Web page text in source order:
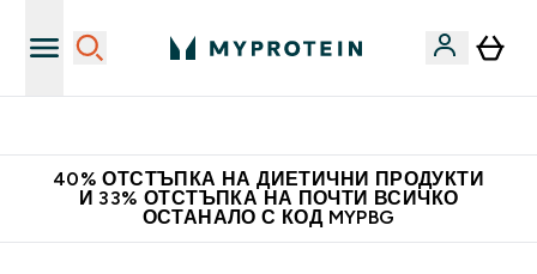
40% ОТСТЪПКА НА ДИЕТИЧНИ ПРОДУКТИ
И 33% ОТСТЪПКА НА ПОЧТИ ВСИЧКО
ОСТАНАЛО С КОД MYPBG